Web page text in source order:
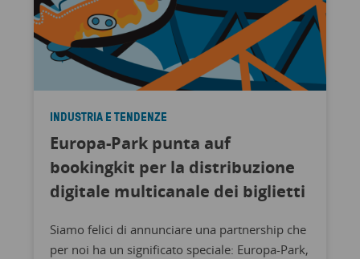
INDUSTRIA E TENDENZE
Europa-Park punta auf
bookingkit per la distribuzione
digitale multicanale dei biglietti
Siamo felici di annunciare una partnership che
per noi ha un significato speciale: Europa-Park,